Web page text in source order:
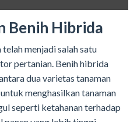
Benih Hibrida
menjadi salah satu
pertanian. Benih hibrida
dua varietas tanaman
menghasilkan tanaman
seperti ketahanan terhadap